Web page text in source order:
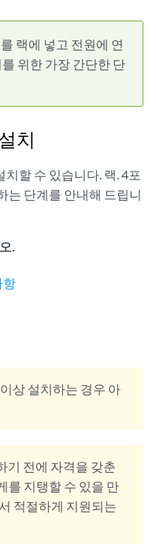
랙에 넣고 전원에 연
위한 가장 간단한 단
치
할 수 있습니다. 랙. 4포
는 단계를 안내해 드립니
.
항
상 설치하는 경우 아
기 전에 자격을 갖춘
를 지탱할 수 있을 만
적절하게 지원되는